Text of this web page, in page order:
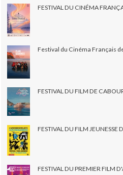
FESTIVAL DU CINÉMA
Festival du Cinéma Français
FESTIVAL DU FILM DE
FESTIVAL DU FILM
FESTIVAL DU PREMIER FILM